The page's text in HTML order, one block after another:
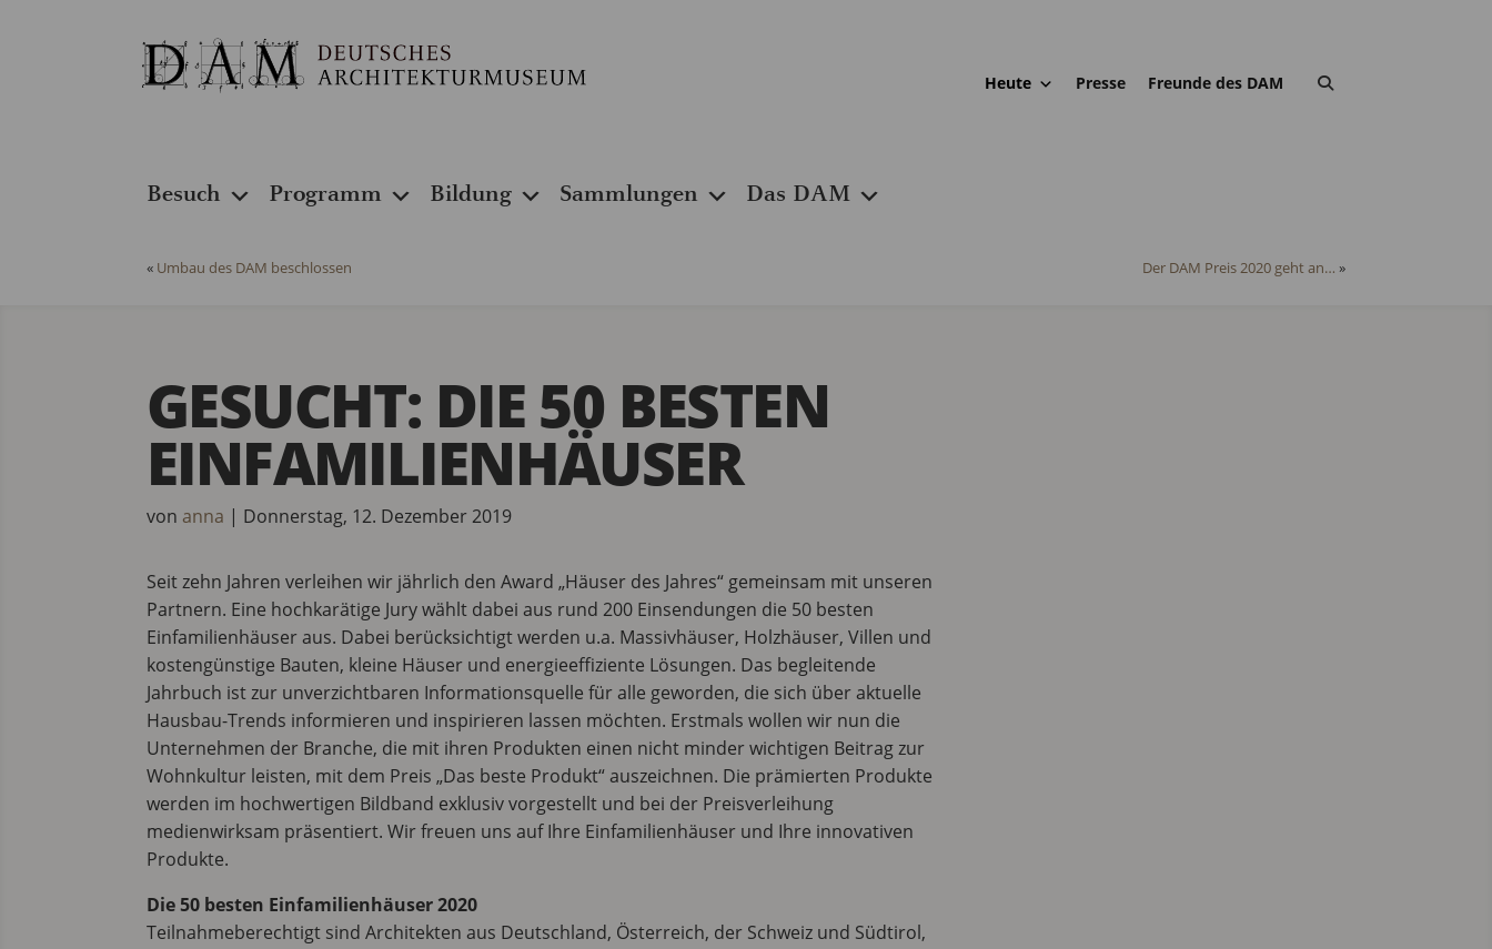
Heute Presse Freunde des DAM
Besuch Programm Bildung Sammlungen Das DAM
« Umbau des DAM beschlossen Der DAM Preis 2020 geht an… »
GESUCHT: DIE 50 BESTEN
EINFAMILIENHÄUSER
von anna | Donnerstag, 12. Dezember 2019
Seit zehn Jahren verleihen wir jährlich den Award „Häuser des Jahres“ gemeinsam mit unseren
Partnern. Eine hochkarätige Jury wählt dabei aus rund 200 Einsendungen die 50 besten
Einfamilienhäuser aus. Dabei berücksichtigt werden u.a. Massivhäuser, Holzhäuser, Villen und
kostengünstige Bauten, kleine Häuser und energieeffiziente Lösungen. Das begleitende
Jahrbuch ist zur unverzichtbaren Informationsquelle für alle geworden, die sich über aktuelle
Hausbau-Trends informieren und inspirieren lassen möchten. Erstmals wollen wir nun die
Unternehmen der Branche, die mit ihren Produkten einen nicht minder wichtigen Beitrag zur
Wohnkultur leisten, mit dem Preis „Das beste Produkt“ auszeichnen. Die prämierten Produkte
werden im hochwertigen Bildband exklusiv vorgestellt und bei der Preisverleihung
medienwirksam präsentiert. Wir freuen uns auf Ihre Einfamilienhäuser und Ihre innovativen
Produkte.
Die 50 besten Einfamilienhäuser 2020
Teilnahmeberechtigt sind Architekten aus Deutschland, Österreich, der Schweiz und Südtirol,